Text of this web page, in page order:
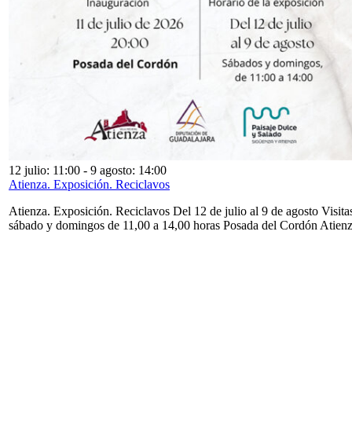
12 julio: 11:00 - 9 agosto: 14:00
Atienza. Exposición. Reciclavos
Atienza. Exposición. Reciclavos Del 12 de julio al 9 de agosto
sábado y domingos de 11,00 a 14,00 horas Posada del Cordón